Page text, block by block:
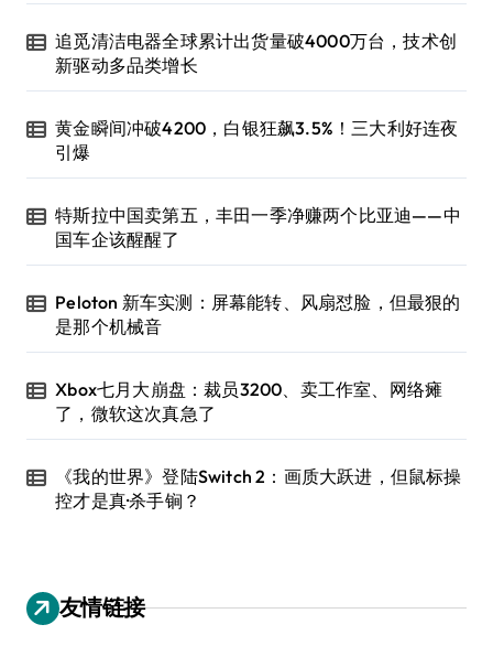
追觅清洁电器全球累计出货量破4000万台，技术创
新驱动多品类增长
黄金瞬间冲破4200，白银狂飙3.5%！三大利好连夜
引爆
特斯拉中国卖第五，丰田一季净赚两个比亚迪——中
国车企该醒醒了
Peloton 新车实测：屏幕能转、风扇怼脸，但最狠的
是那个机械音
Xbox七月大崩盘：裁员3200、卖工作室、网络瘫
了，微软这次真急了
《我的世界》登陆Switch 2：画质大跃进，但鼠标操
控才是真·杀手锏？
友情链接